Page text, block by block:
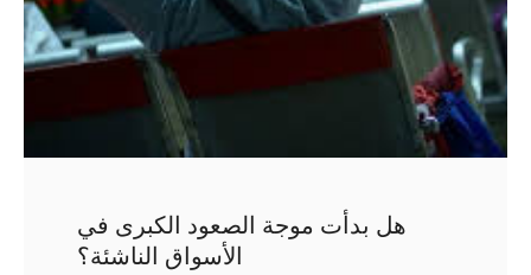
هل بدأت موجة الصعود الكبرى في
الأسواق الناشئة؟